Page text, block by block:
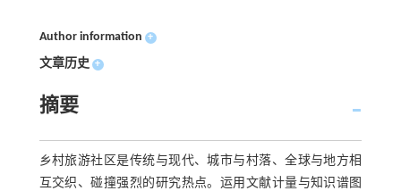
Author information +
文章历史 +
摘要
乡村旅游社区是传统与现代、城市与村落、全球与地方相
互交织、碰撞强烈的研究热点。运用文献计量与知识谱图